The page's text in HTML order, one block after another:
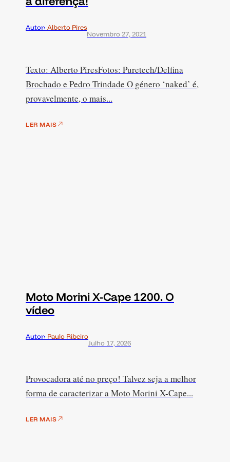
Autor: Alberto Pires
Novembro 27, 2021
Texto: Alberto PiresFotos: Puretech/Delfina
Brochado e Pedro Trindade O género ‘naked’ é,
provavelmente, o mais...
LER MAIS
Moto Morini X-Cape 1200. O
vídeo
Autor: Paulo Ribeiro
Julho 17, 2026
Provocadora até no preço! Talvez seja a melhor
forma de caracterizar a Moto Morini X-Cape...
LER MAIS